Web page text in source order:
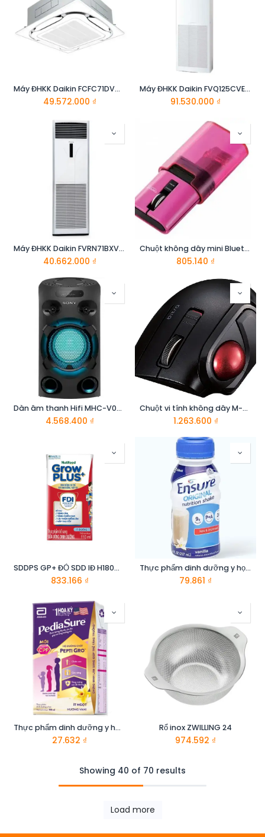
Máy ĐHKK Daikin FCFC71DVM/RZFC71DVM
49.572.000 ₫
Máy ĐHKK Daikin FVQ125CVEB/RZR125MVM
91.530.000 ₫
Máy ĐHKK Daikin FVRN71BXV1V/RR71CBXV1V
40.662.000 ₫
Chuột không dây mini Bluetooth ELECOM M-CC1BRPN-G
805.140 ₫
Dàn âm thanh Hifi MHC-V02//C SP6 - Sony
4.568.400 ₫
Chuột vi tính không dây M-MT1BRSBK hiệu ELECOM
1.263.600 ₫
SDDPS GP+ ĐỎ SDD IĐ H180MLX48_DCM
833.166 ₫
Thực phẩm dinh dưỡng y học: Ensure Gold 237ml
79.861 ₫
Thực phẩm dinh dưỡng y hoc̣ cho trẻ 1-10 tuổi : Pediasure hương vani 110ml
27.632 ₫
Rổ inox ZWILLING 24
974.592 ₫
Showing 40 of 70 results
Load more